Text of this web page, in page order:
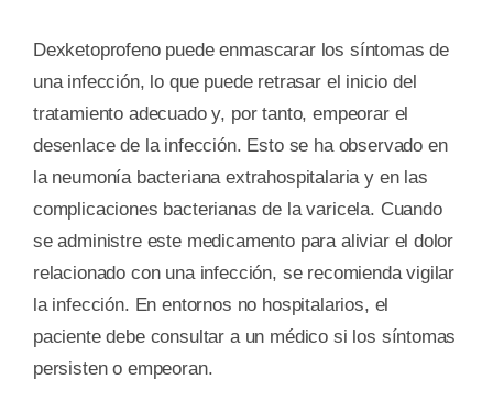
Dexketoprofeno puede enmascarar los síntomas de
una infección, lo que puede retrasar el inicio del
tratamiento adecuado y, por tanto, empeorar el
desenlace de la infección. Esto se ha observado en
la neumonía bacteriana extrahospitalaria y en las
complicaciones bacterianas de la varicela. Cuando
se administre este medicamento para aliviar el dolor
relacionado con una infección, se recomienda vigilar
la infección. En entornos no hospitalarios, el
paciente debe consultar a un médico si los síntomas
persisten o empeoran.